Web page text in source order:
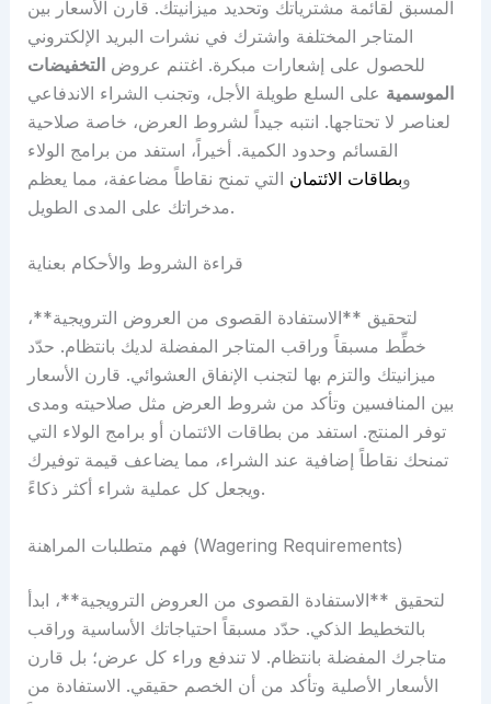
المسبق لقائمة مشترياتك وتحديد ميزانيتك. قارن الأسعار بين
المتاجر المختلفة واشترك في نشرات البريد الإلكتروني
للحصول على إشعارات مبكرة. اغتنم عروضالتخفيضات
الموسمية على السلع طويلة الأجل، وتجنب الشراء الاندفاعي
لعناصر لا تحتاجها. انتبه جيداً لشروط العرض، خاصة صلاحية
القسائم وحدود الكمية. أخيراً، استفد من برامج الولاء
وبطاقات الائتمان التي تمنح نقاطاً مضاعفة، مما يعظم
مدخراتك على المدى الطويل.
قراءة الشروط والأحكام بعناية
لتحقيق **الاستفادة القصوى من العروض الترويجية**،
خطِّط مسبقاً وراقب المتاجر المفضلة لديك بانتظام. حدّد
ميزانيتك والتزم بها لتجنب الإنفاق العشوائي. قارن الأسعار
بين المنافسين وتأكد من شروط العرض مثل صلاحيته ومدى
توفر المنتج. استفد من بطاقات الائتمان أو برامج الولاء التي
تمنحك نقاطاً إضافية عند الشراء، مما يضاعف قيمة توفيرك
ويجعل كل عملية شراء أكثر ذكاءً.
فهم متطلبات المراهنة (Wagering Requirements)
لتحقيق **الاستفادة القصوى من العروض الترويجية**، ابدأ
بالتخطيط الذكي. حدّد مسبقاً احتياجاتك الأساسية وراقب
متاجرك المفضلة بانتظام. لا تندفع وراء كل عرض؛ بل قارن
الأسعار الأصلية وتأكد من أن الخصم حقيقي. الاستفادة من